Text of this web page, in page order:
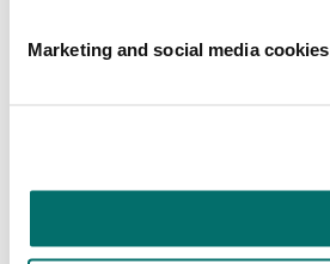
Marketing and social media cookies